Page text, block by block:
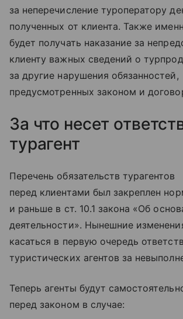
за неперечисление туроператору
полученных от клиента. Также
будет получать наказание за
клиенту важных сведений о
за другие нарушения обязанностей,
предусмотренных законом и
За что несет
турагент
Перечень обязательств турагентов
перед клиентами был закреплен
и раньше в ст. 10.1 закона «Об
деятельности». Нынешние
касаться в первую очередь
туристических агентов за
Теперь агенты будут
перед законом в случае: